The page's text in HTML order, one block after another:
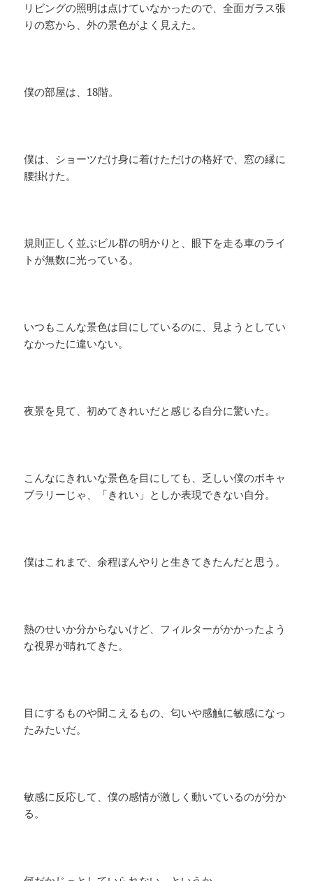
リビングの照明は点けていなかったので、全面ガラス張
りの窓から、外の景色がよく見えた。
僕の部屋は、18階。
僕は、ショーツだけ身に着けただけの格好で、窓の縁に
腰掛けた。
規則正しく並ぶビル群の明かりと、眼下を走る車のライ
トが無数に光っている。
いつもこんな景色は目にしているのに、見ようとしてい
なかったに違いない。
夜景を見て、初めてきれいだと感じる自分に驚いた。
こんなにきれいな景色を目にしても、乏しい僕のボキャ
ブラリーじゃ、「きれい」としか表現できない自分。
僕はこれまで、余程ぼんやりと生きてきたんだと思う。
熱のせいか分からないけど、フィルターがかかったよう
な視界が晴れてきた。
​目にするものや聞こえるもの、匂いや感触に敏感になっ
たみたいだ。
敏感に反応して、僕の感情が激しく動いているのが分か
る。